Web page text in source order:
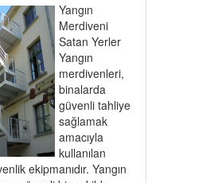
Yangın
Merdiveni
Satan Yerler
Yangın
merdivenleri,
binalarda
güvenli tahliye
sağlamak
amacıyla
kullanılan
ekipmanıdır. Yangın